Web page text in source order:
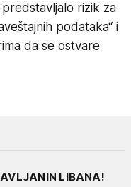
rizik za
podataka“ i
da se ostvare
LIBANA!